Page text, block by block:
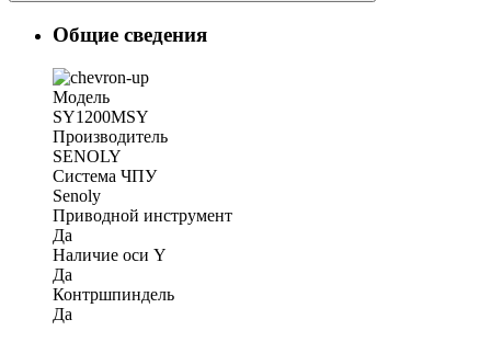
Общие сведения
Модель
SY1200MSY
Производитель
SENOLY
Система ЧПУ
Senoly
Приводной инструмент
Да
Наличие оси Y
Да
Контршпиндель
Да